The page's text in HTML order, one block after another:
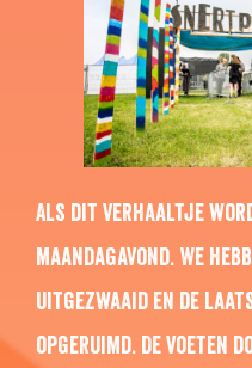
Als dit verhaaltje
maandagavond. We
uitgezwaaid en de
opgeruimd. De voeten